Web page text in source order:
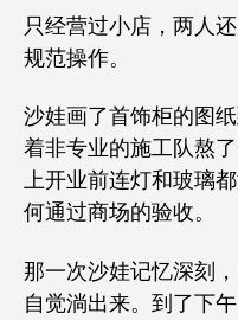
只经营过小店，两人
规范操作。
沙娃画了首饰柜的图
着非专业的施工队熬
上开业前连灯和玻璃
何通过商场的验收。
那一次沙娃记忆深刻
自觉淌出来。到了下